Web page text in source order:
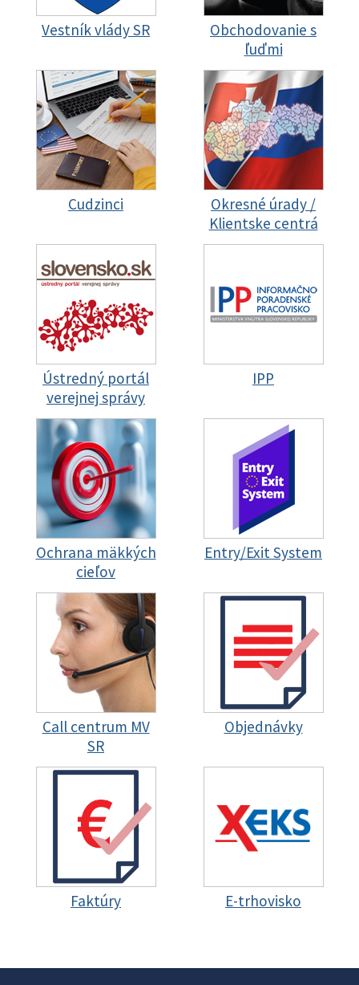
Vestník vlády SR
Obchodovanie s
ľuďmi
Cudzinci
Okresné úrady /
Klientske centrá
Ústredný portál
verejnej správy
IPP
Ochrana mäkkých
cieľov
Entry/Exit System
Call centrum MV
SR
Objednávky
Faktúry E-trhovisko